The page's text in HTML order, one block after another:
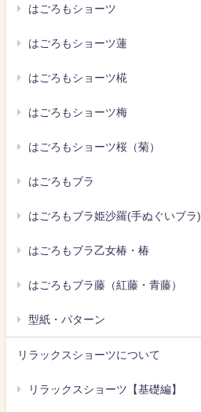
はごろもショーツ
はごろもショーツ蓮
はごろもショーツ椛
はごろもショーツ梅
はごろもショーツ桜（菊）
はごろもブラ
はごろもブラ姫沙羅(手ぬぐいブラ)
はごろもブラ乙女椿・椿
はごろもブラ藤（紅藤・青藤）
型紙・パターン
リラックスショーツについて
リラックスショーツ【基礎編】